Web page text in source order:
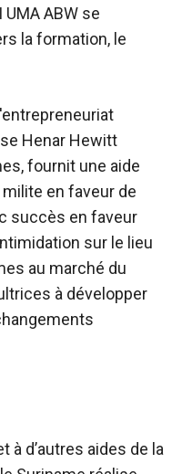
ABW se
la formation, le
Henar Hewitt
fournit une aide
en faveur de
succès en faveur
sur le lieu
au marché du
à développer
à d’autres aides de la